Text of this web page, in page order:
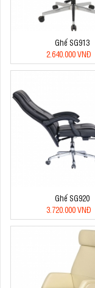
Ghế SG913
2.640.000 VNĐ
Ghế SG920
3.720.000 VNĐ